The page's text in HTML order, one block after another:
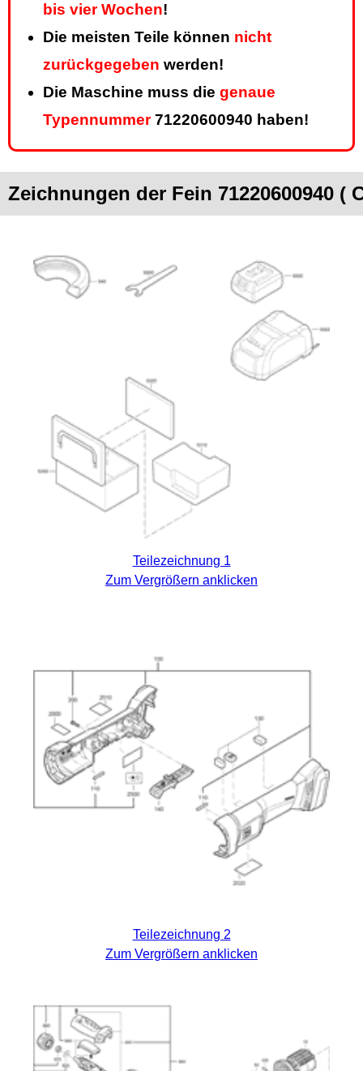
bis vier Wochen!
Die meisten Teile können nicht
zurückgegeben werden!
Die Maschine muss die genaue
Typennummer71220600940 haben!
Zeichnungen der Fein 71220600940 (
Teilezeichnung 1
Zum Vergrößern anklicken
Teilezeichnung 2
Zum Vergrößern anklicken